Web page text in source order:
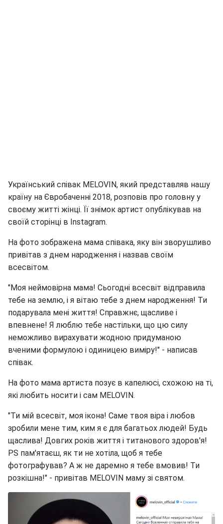
Український співак MELOVIN, який представляв нашу
країну на Євробаченні 2018, розповів про головну у
своєму житті жінці. Її знімок артист опублікував на
своїй сторінці в Instagram.
На фото зображена мама співака, яку він зворушливо
привітав з днем ​​народження і назвав своїм
всесвітом.
"Моя неймовірна мама! Сьогодні всесвіт відправила
тебе на землю, і я вітаю тебе з днем ​​народження! Ти
подарувала мені життя! Справжнє, щасливе і
впевнене! Я люблю тебе настільки, що цю силу
неможливо вирахувати жодною придуманою
вченими формулою і одиницею виміру!" - написав
співак.
На фото мама артиста позує в капелюсі, схожою на ті,
які любить носити і сам MELOVIN.
"Ти мій всесвіт, моя ікона! Саме твоя віра і любов
зробили мене тим, ким я є для багатьох людей! Будь
щаслива! Довгих років життя і титанового здоров'я!
PS пам'ятаєш, як ти не хотіла, щоб я тебе
фотографував? А ж не даремно я тебе вмовив! Ти
розкішна!" - привітав MELOVIN маму зі святом.